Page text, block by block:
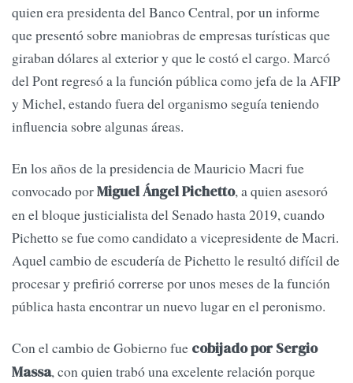
quien era presidenta del Banco Central, por un informe
que presentó sobre maniobras de empresas turísticas que
giraban dólares al exterior y que le costó el cargo. Marcó
del Pont regresó a la función pública como jefa de la AFIP
y Michel, estando fuera del organismo seguía teniendo
influencia sobre algunas áreas.
En los años de la presidencia de Mauricio Macri fue
convocado porMiguel Ángel Pichetto, a quien asesoró
en el bloque justicialista del Senado hasta 2019, cuando
Pichetto se fue como candidato a vicepresidente de Macri.
Aquel cambio de escudería de Pichetto le resultó difícil de
procesar y prefirió correrse por unos meses de la función
pública hasta encontrar un nuevo lugar en el peronismo.
Con el cambio de Gobierno fue cobijado por Sergio
Massa, con quien trabó una excelente relación porque